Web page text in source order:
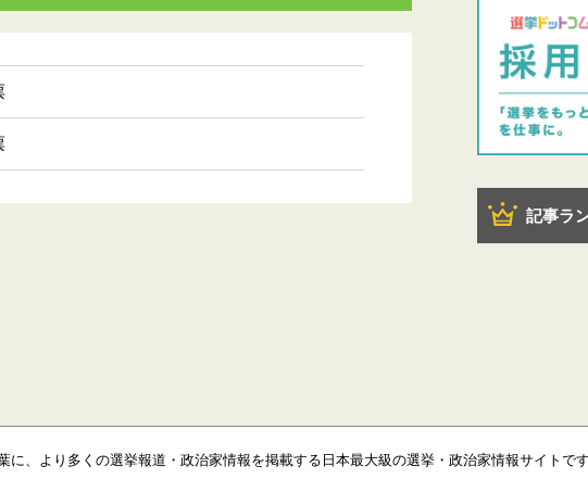
記事ラ
に、より多くの選挙報道・政治家情報を掲載する日本最大級の選挙・政治家情報サイトです